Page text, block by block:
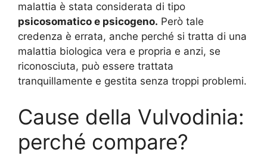
malattia è stata considerata di tipo
psicosomatico e psicogeno. Però tale
credenza è errata, anche perché si tratta di una
malattia biologica vera e propria e anzi, se
riconosciuta, può essere trattata
tranquillamente e gestita senza troppi problemi.
Cause della Vulvodinia:
perché compare?